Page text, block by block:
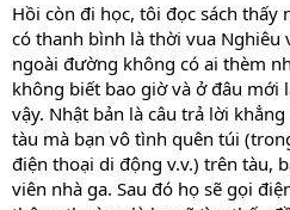
Hồi còn đi học, tôi đọc sách thấy
có thanh bình là thời vua Nghiêu
ngoài đường không có ai thèm
không biết bao giờ và ở đâu mới
vậy. Nhật bản là câu trả lời
tàu mà bạn vô tình quên túi
điện thoại di động v.v.) trên tàu,
viên nhà ga. Sau đó họ sẽ gọi